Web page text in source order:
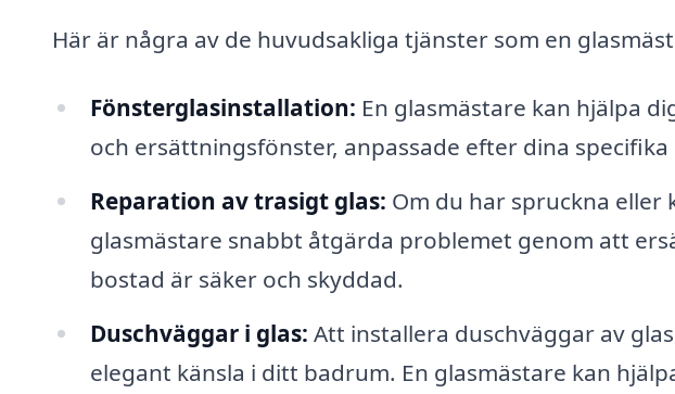
Här är några av de huvudsakliga tjänster som en
Fönsterglasinstallation: En glasmästare kan hjälpa
och ersättningsfönster, anpassade efter dina specifika
Reparation av trasigt glas: Om du har spruckna eller
glasmästare snabbt åtgärda problemet genom att
bostad är säker och skyddad.
Duschväggar i glas: Att installera duschväggar av
elegant känsla i ditt badrum. En glasmästare kan